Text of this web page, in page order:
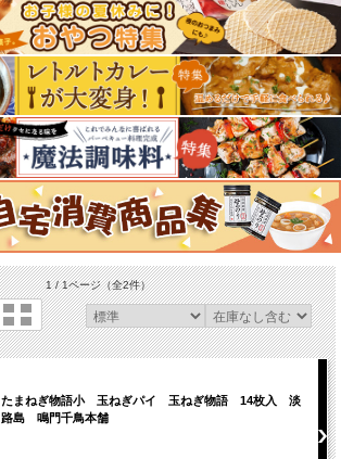
1 / 1ページ（全2件）
たまねぎ物語小 玉ねぎパイ 玉ねぎ物語 14枚入 淡
路島 鳴門千鳥本舗